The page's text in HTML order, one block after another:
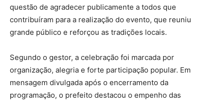
questão de agradecer publicamente a todos que
contribuíram para a realização do evento, que reuniu
grande público e reforçou as tradições locais.
Segundo o gestor, a celebração foi marcada por
organização, alegria e forte participação popular. Em
mensagem divulgada após o encerramento da
programação, o prefeito destacou o empenho das